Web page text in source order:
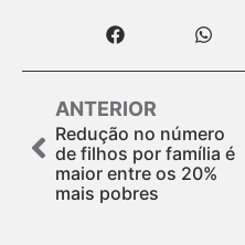
ANTERIOR
Redução no número
de filhos por família é
maior entre os 20%
mais pobres